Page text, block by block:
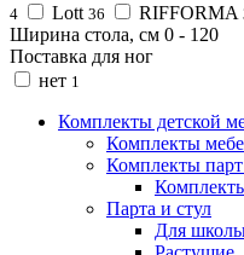
4 Lott 36 RIFFORMA
Ширина стола, см 0 - 120
Поставка для ног
нет 1
Комплекты детской
Комплекты
Комплекты
Парта и стул
Для